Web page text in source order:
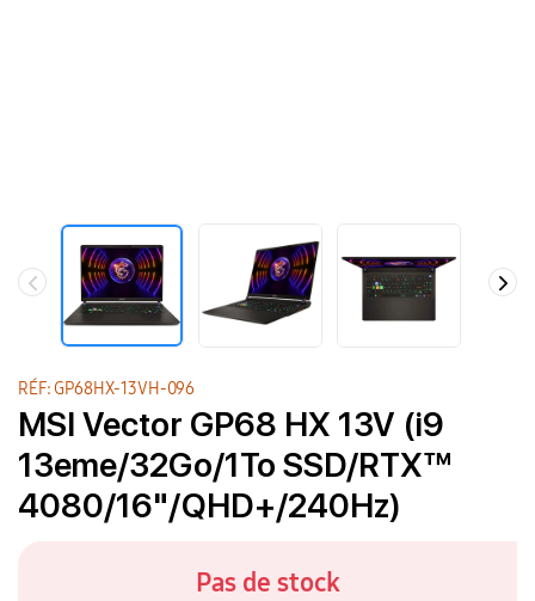
RÉF: GP68HX-13VH-096
MSI Vector GP68 HX 13V (i9
13eme/32Go/1To SSD/RTX™
4080/16"/QHD+/240Hz)
Pas de stock